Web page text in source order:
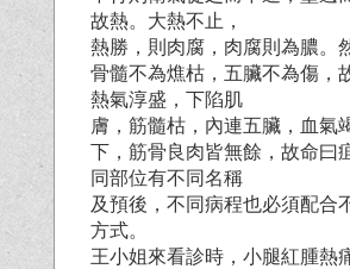
故熱。大熱不止，
熱勝，則肉腐，肉腐則為膿。
骨髓不為燋枯，五臟不為傷，
熱氣淳盛，下陷肌
膚，筋髓枯，內連五臟，血氣
下，筋骨良肉皆無餘，故命曰
同部位有不同名稱
及預後，不同病程也必須配合
方式。
王小姐來看診時，小腿紅腫熱